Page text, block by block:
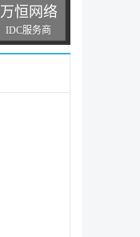
万恒网络
IDC服务商